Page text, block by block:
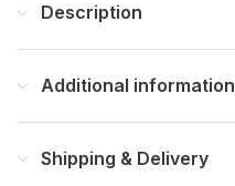
Description
Additional information
Shipping & Delivery